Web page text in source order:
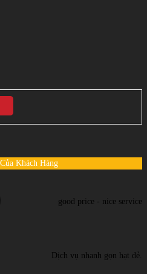
Khách Hàng
good price - nice service
Dịch vụ nhanh gọn hạt dẻ.